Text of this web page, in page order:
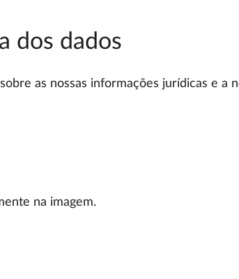
dos dados
as nossas informações jurídicas e a
na imagem.